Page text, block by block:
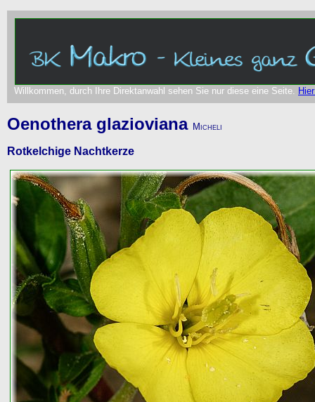
Willkommen, durch Ihre Direktanwahl sehen Sie nur diese eine Seite.
Oenothera glazioviana Micheli
Rotkelchige Nachtkerze